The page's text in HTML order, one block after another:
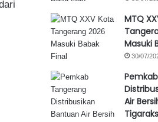
MTQ
Masuki
30/07/
Air